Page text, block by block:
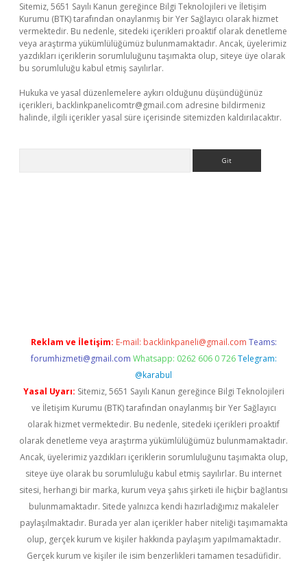
Sitemiz, 5651 Sayılı Kanun gereğince Bilgi Teknolojileri ve İletişim
Kurumu (BTK) tarafından onaylanmış bir Yer Sağlayıcı olarak hizmet
vermektedir. Bu nedenle, sitedeki içerikleri proaktif olarak denetleme
veya araştırma yükümlülüğümüz bulunmamaktadır. Ancak, üyelerimiz
yazdıkları içeriklerin sorumluluğunu taşımakta olup, siteye üye olarak
bu sorumluluğu kabul etmiş sayılırlar.
Hukuka ve yasal düzenlemelere aykırı olduğunu düşündüğünüz
içerikleri, backlinkpanelicomtr@gmail.com adresine bildirmeniz
halinde, ilgili içerikler yasal süre içerisinde sitemizden kaldırılacaktır.
Reklam ve İletişim: E-mail: backlinkpaneli@gmail.com Teams:
forumhizmeti@gmail.com Whatsapp: 0262 606 0 726 Telegram:
@karabul
Yasal Uyarı: Sitemiz, 5651 Sayılı Kanun gereğince Bilgi Teknolojileri
ve İletişim Kurumu (BTK) tarafından onaylanmış bir Yer Sağlayıcı
olarak hizmet vermektedir. Bu nedenle, sitedeki içerikleri proaktif
olarak denetleme veya araştırma yükümlülüğümüz bulunmamaktadır.
Ancak, üyelerimiz yazdıkları içeriklerin sorumluluğunu taşımakta olup,
siteye üye olarak bu sorumluluğu kabul etmiş sayılırlar. Bu internet
sitesi, herhangi bir marka, kurum veya şahıs şirketi ile hiçbir bağlantısı
bulunmamaktadır. Sitede yalnızca kendi hazırladığımız makaleler
paylaşılmaktadır. Burada yer alan içerikler haber niteliği taşımamakta
olup, gerçek kurum ve kişiler hakkında paylaşım yapılmamaktadır.
Gerçek kurum ve kişiler ile isim benzerlikleri tamamen tesadüfidir.